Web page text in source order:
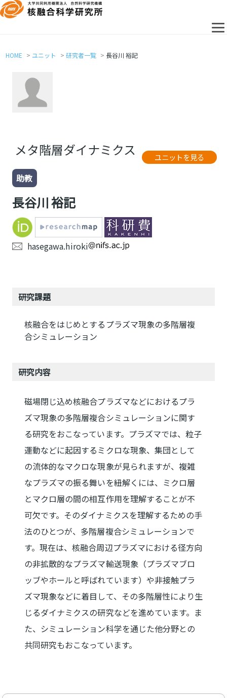
HOME ユニット 研究者一覧 長谷川 裕記
メタ階層ダイナミクス ユニットを見る
助教
長谷川 裕記
hasegawa.hiroki
研究課題
核融合をはじめとするプラズマ現象の多階層複
合シミュレーション
研究内容
磁場閉じ込め核融合プラズマなどにおけるプラ
ズマ現象の多階層複合シミュレーションに関す
る研究をおこなっています。プラズマでは、粒子
運動などに起因するミクロな現象、集団として
の流体的なマクロな現象が見られますが、複雑
なプラズマの振る舞いを紐解くには、ミクロ層
とマクロ層の間の相互作用を理解することが不
可欠です。そのダイナミクスを理解するための手
法のひとつが、多階層複合シミュレーションで
す。現在は、核融合周辺プラズマにおける径方向
の非拡散的なプラズマ輸送現象（プラズマブロ
ッブやホールと呼ばれています）や非接触プラ
ズマ現象などに着目して、その多階層性により生
じるダイナミクスの研究などを進めています。ま
た、シミュレーション科学を通じた他分野との
共同研究もおこなっています。